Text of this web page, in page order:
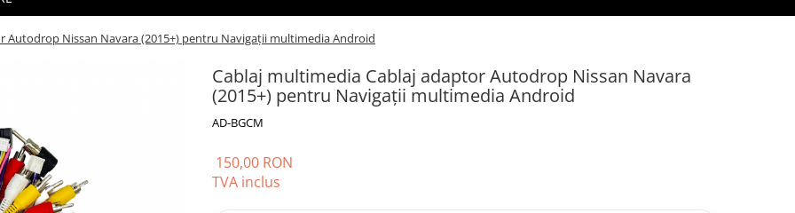
Autodrop Nissan Navara (2015+) pentru Navigații multimedia Android
Cablaj multimedia Cablaj adaptor Autodrop Nissan Navara
(2015+) pentru Navigații multimedia Android
AD-BGCM
150,00 RON
TVA inclus